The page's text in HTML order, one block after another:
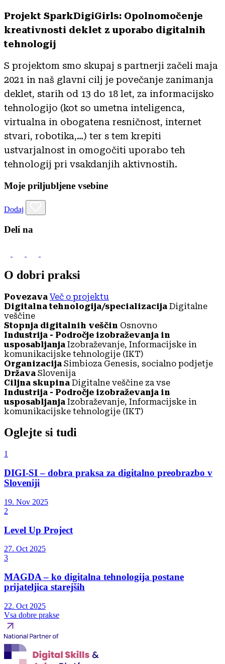
Projekt SparkDigiGirls: Opolnomočenje
kreativnosti deklet z uporabo digitalnih
tehnologij
S projektom smo skupaj s partnerji začeli maja
2021 in naš glavni cilj je povečanje zanimanja
deklet, starih od 13 do 18 let, za informacijsko
tehnologijo (kot so umetna inteligenca,
virtualna in obogatena resničnost, internet
stvari, robotika,…) ter s tem krepiti
ustvarjalnost in omogočiti uporabo teh
tehnologij pri vsakdanjih aktivnostih.
Moje priljubljene vsebine
Dodaj
Deli na
O dobri praksi
Povezava Več o projektu
Digitalna tehnologija/specializacija Digitalne
veščine
Stopnja digitalnih veščin Osnovno
Industrija - Področje izobraževanja in
usposabljanja Izobraževanje, Informacijske in
komunikacijske tehnologije (IKT)
Organizacija Simbioza Genesis, socialno podjetje
Država Slovenija
Ciljna skupina Digitalne veščine za vse
Industrija - Področje izobraževanja in
usposabljanja Izobraževanje, Informacijske in
komunikacijske tehnologije (IKT)
Oglejte si tudi
1
DIGI-SI – dobra praksa za digitalno preobrazbo v
Sloveniji
19. Nov 2025
2
Level Up Project
27. Oct 2025
3
MAGDA – ko digitalna tehnologija postane
prijateljica starejših
22. Oct 2025
Vsa dobre prakse